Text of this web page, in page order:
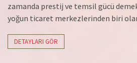
zamanda prestij ve temsil gücü
yoğun ticaret merkezlerinden biri
DETAYLARI GÖR